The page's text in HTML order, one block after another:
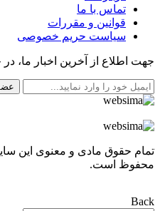
تماس با ما
قوانین و مقررات
سیاست حریم خصوصی
جهت اطلاع از آخرین اخبار ما،
تمام حقوق مادی و معنوی این
محفوظ است.
Back